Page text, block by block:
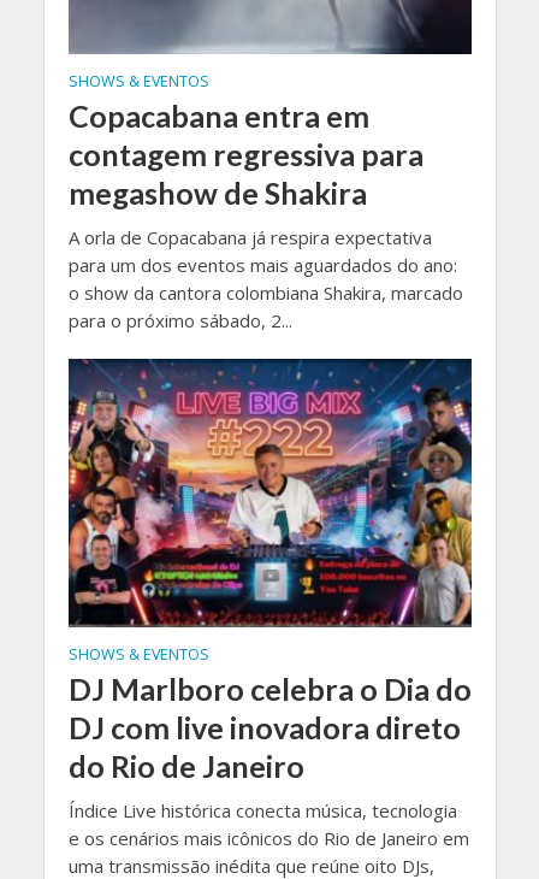
SHOWS & EVENTOS
Copacabana entra em
contagem regressiva para
megashow de Shakira
A orla de Copacabana já respira expectativa
para um dos eventos mais aguardados do ano:
o show da cantora colombiana Shakira, marcado
para o próximo sábado, 2...
SHOWS & EVENTOS
DJ Marlboro celebra o Dia do
DJ com live inovadora direto
do Rio de Janeiro
Índice Live histórica conecta música, tecnologia
e os cenários mais icônicos do Rio de Janeiro em
uma transmissão inédita que reúne oito DJs,